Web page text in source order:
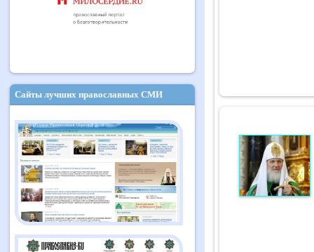
Сайты лучших православных СМИ